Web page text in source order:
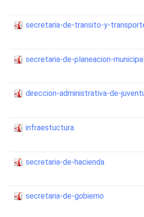
secretaria-de-transito-y-
secretaria-de-planeacion-
direccion-administrativa-de-
infraestuctura
secretaria-de-hacienda
secretaria-de-gobierno